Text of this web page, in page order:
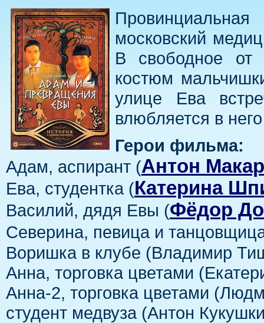
московский
В свободное от
костюм
улице Ева
влюбляется в
Герои фильма:
Адам, аспирант (Антон
Ева, студентка (Катерина
Василий, дядя Евы (Фёдор
Северина, певица и
Воришка в клубе (Владимир
Анна, торговка цветами
Анна-2, торговка цветами
студент медвуза (Антон